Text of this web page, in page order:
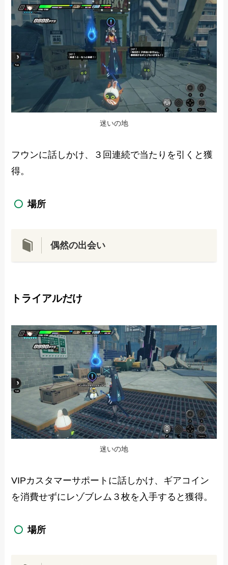
迷いの地
フウンに話しかけ、３回連続で当たりを引くと獲
得。
場所
偶然の出会い
トライアルだけ
迷いの地
VIPカスタマーサポートに話しかけ、ギアコイン
を消費せずにレゾブレム３枚を入手すると獲得。
場所